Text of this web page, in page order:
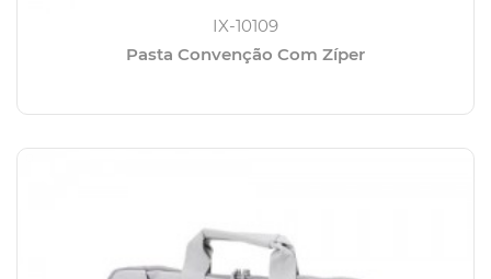
IX-10109
Pasta Convenção Com Zíper